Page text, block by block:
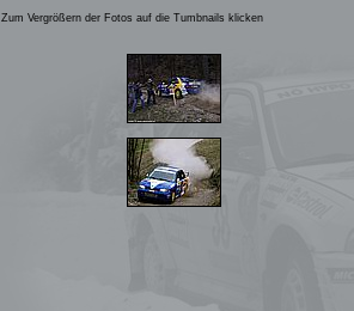
Zum Vergrößern der Fotos auf die Tumbnails klicken